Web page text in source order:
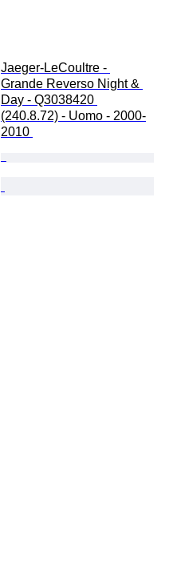
Jaeger-LeCoultre -
Grande Reverso Night &
Day - Q3038420
(240.8.72) - Uomo - 2000-
2010